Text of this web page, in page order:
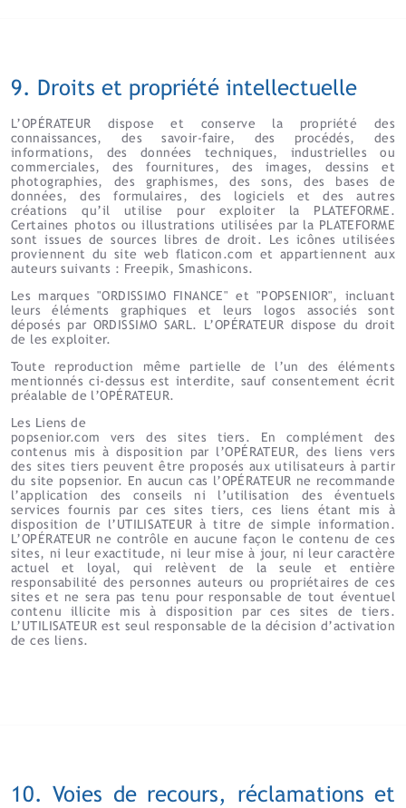
9. Droits et propriété intellectuelle
L’OPÉRATEUR dispose et conserve la propriété des
connaissances, des savoir-faire, des procédés, des
informations, des données techniques, industrielles ou
commerciales, des fournitures, des images, dessins et
photographies, des graphismes, des sons, des bases de
données, des formulaires, des logiciels et des autres
créations qu’il utilise pour exploiter la PLATEFORME.
Certaines photos ou illustrations utilisées par la PLATEFORME
sont issues de sources libres de droit. Les icônes utilisées
proviennent du site web flaticon.com et appartiennent aux
auteurs suivants : Freepik, Smashicons.
Les marques "ORDISSIMO FINANCE" et "POPSENIOR", incluant
leurs éléments graphiques et leurs logos associés sont
déposés par ORDISSIMO SARL. L’OPÉRATEUR dispose du droit
de les exploiter.
Toute reproduction même partielle de l’un des éléments
mentionnés ci-dessus est interdite, sauf consentement écrit
préalable de l’OPÉRATEUR.
Les Liens de
popsenior.com vers des sites tiers. En complément des
contenus mis à disposition par l’OPÉRATEUR, des liens vers
des sites tiers peuvent être proposés aux utilisateurs à partir
du site popsenior. En aucun cas l’OPÉRATEUR ne recommande
l’application des conseils ni l’utilisation des éventuels
services fournis par ces sites tiers, ces liens étant mis à
disposition de l’UTILISATEUR à titre de simple information.
L’OPÉRATEUR ne contrôle en aucune façon le contenu de ces
sites, ni leur exactitude, ni leur mise à jour, ni leur caractère
actuel et loyal, qui relèvent de la seule et entière
responsabilité des personnes auteurs ou propriétaires de ces
sites et ne sera pas tenu pour responsable de tout éventuel
contenu illicite mis à disposition par ces sites de tiers.
L’UTILISATEUR est seul responsable de la décision d’activation
de ces liens.
10. Voies de recours, réclamations et